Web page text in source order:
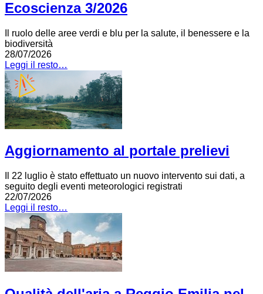
Ecoscienza 3/2026
Il ruolo delle aree verdi e blu per la salute, il benessere e la
biodiversità
28/07/2026
Leggi il resto…
Aggiornamento al portale prelievi
Il 22 luglio è stato effettuato un nuovo intervento sui dati, a
seguito degli eventi meteorologici registrati
22/07/2026
Leggi il resto…